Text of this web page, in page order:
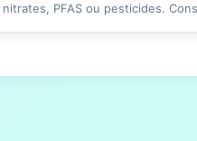
nitrates, PFAS ou pesticides.